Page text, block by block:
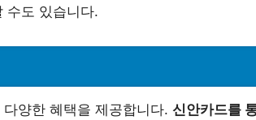
수도 있습니다.
양한 혜택을 제공합니다. 신안카드를